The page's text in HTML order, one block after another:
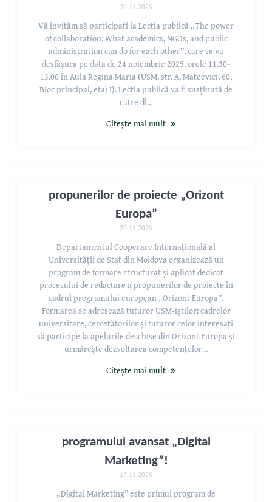
20.11.2025
Vă invităm să participați la Lecția publică „The power
of collaboration: What academics, NGOs, and public
administration can do for each other”, care se va
desfășura pe data de 24 noiembrie 2025, orele 11.30-
13.00 în Aula Regina Maria (USM, str. A. Mateevici, 60,
Bloc principal, etaj I). Lecția publică va fi susținută de
către dl…
Citește mai mult
propunerilor de proiecte „Orizont
Europa”
20.11.2025
Departamentul Cooperare Internațională al
Universității de Stat din Moldova organizează un
program de formare structurat și aplicat dedicat
procesului de redactare a propunerilor de proiecte în
cadrul programului european „Orizont Europa”.
Formarea se adresează tuturor USM-iștilor: cadrelor
universitare, cercetătorilor și tuturor celor interesați
să participe la apelurile deschise din Orizont Europa și
urmărește dezvoltarea competențelor…
Citește mai mult
programului avansat „Digital
Marketing”!
19.11.2025
„Digital Marketing” este primul program de